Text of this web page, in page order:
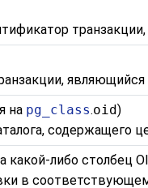
на pg_class.oid)
содержащего
какой-либо столбец
в